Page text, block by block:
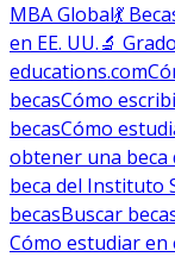
MBA Global💃
en EE. UU.🔬
educations.com
becasCómo
becasCómo
obtener una beca
beca del Instituto
becasBuscar
Cómo estudiar